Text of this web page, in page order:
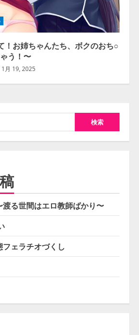
！お姉ちゃんたち、ボクのおち○
う！〜
1月 19, 2025
渡る世間はエロ教師ばかり〜
ェラチオづくし